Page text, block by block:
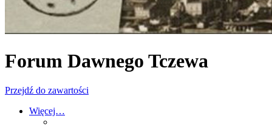
Forum Dawnego Tczewa
Przejdź do zawartości
Więcej…